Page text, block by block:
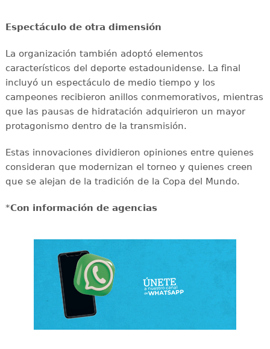
Espectáculo de otra dimensión
La organización también adoptó elementos
característicos del deporte estadounidense. La final
incluyó un espectáculo de medio tiempo y los
campeones recibieron anillos conmemorativos, mientras
que las pausas de hidratación adquirieron un mayor
protagonismo dentro de la transmisión.
Estas innovaciones dividieron opiniones entre quienes
consideran que modernizan el torneo y quienes creen
que se alejan de la tradición de la Copa del Mundo.
*Con información de agencias